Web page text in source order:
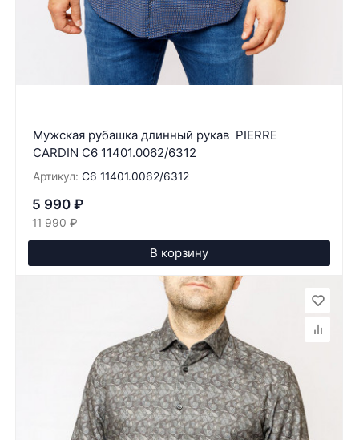
Мужская рубашка длинный рукав PIERRE
CARDIN C6 11401.0062/6312
Артикул: C6 11401.0062/6312
5 990 ₽
11 990 ₽
В корзину